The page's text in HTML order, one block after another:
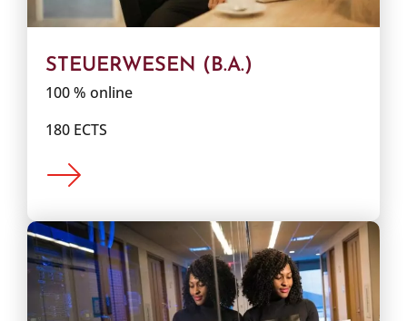
STEUERWESEN (B.A.)
100 % online
180 ECTS